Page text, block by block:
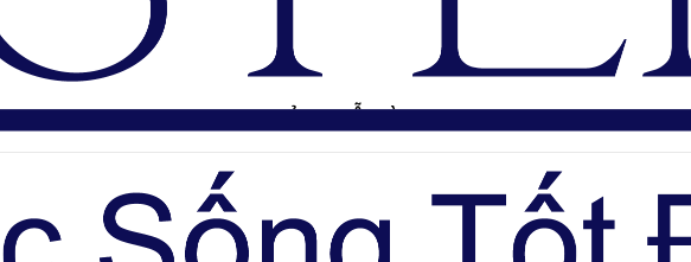
TRANG CHỦ DIỄN ĐÀN